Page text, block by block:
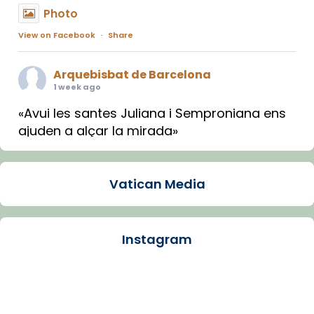
Photo
View on Facebook · Share
Arquebisbat de Barcelona
1 week ago
«Avui les santes Juliana i Semproniana ens
ajuden a alçar la mirada»
Mons. Sergi Gordo, bisbe de Tortosa, ha
Santes de Mataró.
🔗tinyurl.com/cvu5jmbk
Vatican Media
Instagram